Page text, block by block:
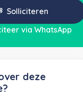
Solliciteren
via WhatsApp
deze